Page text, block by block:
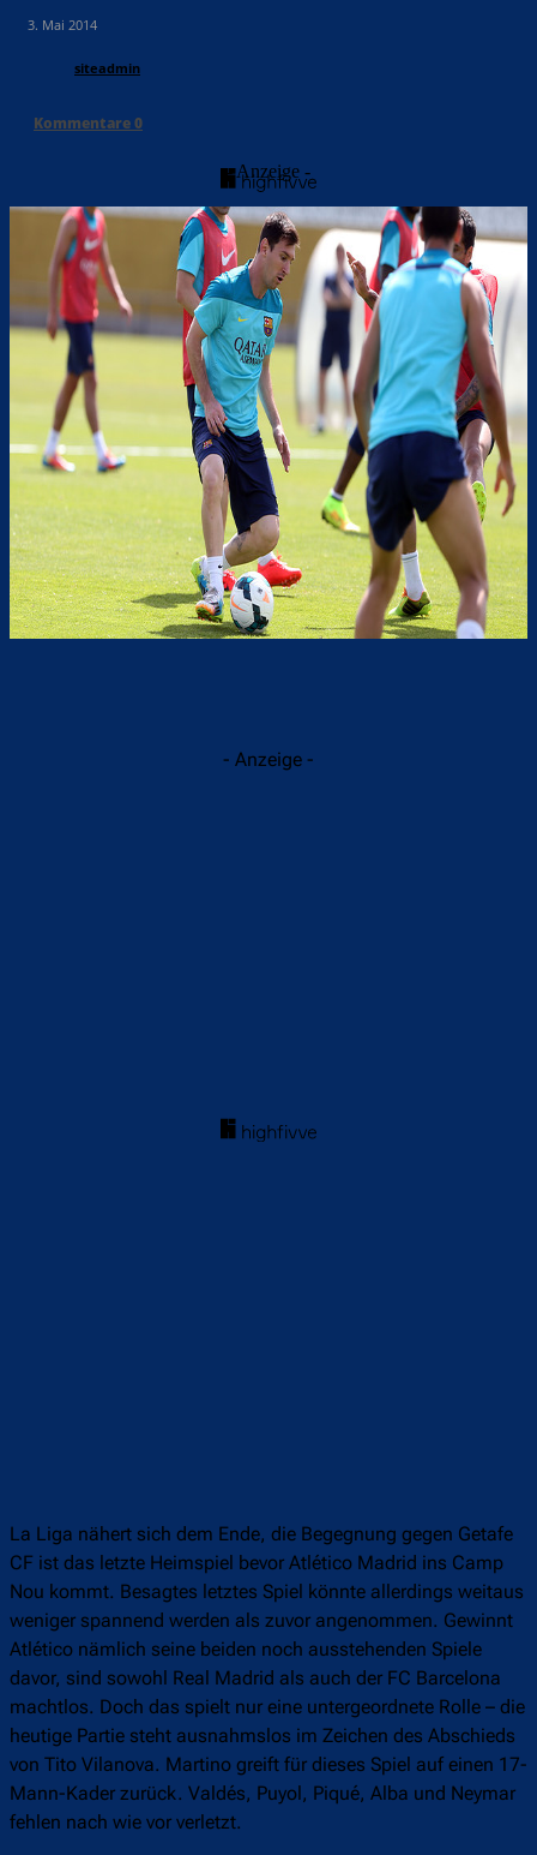
3. Mai 2014
siteadmin
Kommentare0
- Anzeige -
- Anzeige -
La Liga nähert sich dem Ende, die Begegnung gegen Getafe
CF ist das letzte Heimspiel bevor Atlético Madrid ins Camp
Nou kommt. Besagtes letztes Spiel könnte allerdings weitaus
weniger spannend werden als zuvor angenommen. Gewinnt
Atlético nämlich seine beiden noch ausstehenden Spiele
davor, sind sowohl Real Madrid als auch der FC Barcelona
machtlos. Doch das spielt nur eine untergeordnete Rolle – die
heutige Partie steht ausnahmslos im Zeichen des Abschieds
von Tito Vilanova. Martino greift für dieses Spiel auf einen 17-
Mann-Kader zurück. Valdés, Puyol, Piqué, Alba und Neymar
fehlen nach wie vor verletzt.